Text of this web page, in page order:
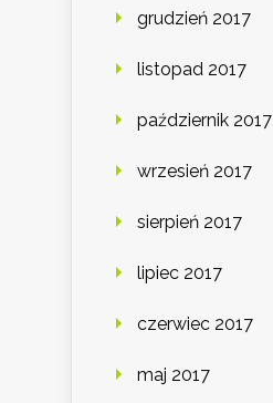
grudzień 2017
listopad 2017
październik 2017
wrzesień 2017
sierpień 2017
lipiec 2017
czerwiec 2017
maj 2017